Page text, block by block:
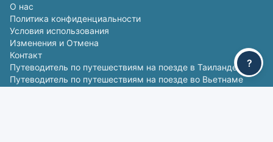
?
О нас
Политика конфиденциальности
Условия использования
Изменения и Отмена
Контакт
Путеводитель по путешествиям на поезде в Таиланде
Путеводитель по путешествиям на поезде во Вьетнаме